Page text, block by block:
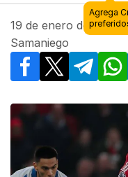
Agrega
19 de enero de 2025
Samaniego
Facebook
X Telegram